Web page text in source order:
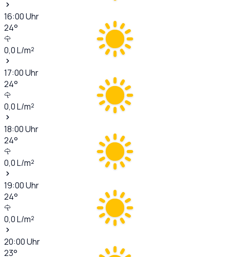
16:00Uhr
24°
0,0L/m²
17:00Uhr
24°
0,0L/m²
18:00Uhr
24°
0,0L/m²
19:00Uhr
24°
0,0L/m²
20:00Uhr
23°